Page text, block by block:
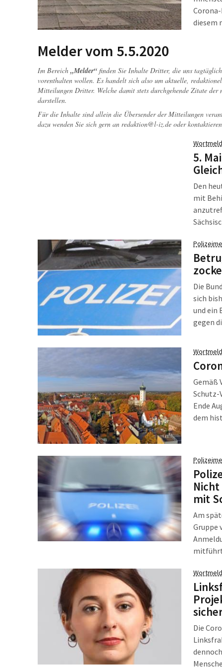
diesem
Melder vom 5.5.2020
Im Bereich „Melder“ finden Sie Inhalte Dritter, die uns
vorenthalten wollen. Es handelt sich also um aktuelle,
Mitteilungen Dritter. Welche damit stets durchgehende Zitate
darstellen.
Für die Inhalte sind allein die Übersender der Mitteilungen
dazu wenden Sie sich gern an redaktion@l-iz.de oder
5.
Den
mit
Die
sich
und ein
gegen
Gemäß
Schutz-
Ende
dem
mit
Am
Gruppe
einem
sich in
diesen
Die